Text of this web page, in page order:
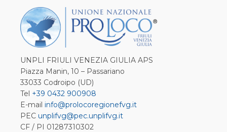
UNPLI FRIULI VENEZIA GIULIA APS
Piazza Manin, 10 – Passariano
33033 Codroipo (UD)
Tel +39 0432 900908
E-mail info@prolocoregionefvg.it
PEC unplifvg@pec.unplifvg.it
CF / PI 01287310302